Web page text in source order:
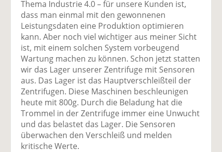
Thema Industrie 4.0 – für unsere Kunden ist,
dass man einmal mit den gewonnenen
Leistungsdaten eine Produktion optimieren
kann. Aber noch viel wichtiger aus meiner Sicht
ist, mit einem solchen System vorbeugend
Wartung machen zu können. Schon jetzt statten
wir das Lager unserer Zentrifuge mit Sensoren
aus. Das Lager ist das Hauptverschleißteil der
Zentrifugen. Diese Maschinen beschleunigen
heute mit 800g. Durch die Beladung hat die
Trommel in der Zentrifuge immer eine Unwucht
und das belastet das Lager. Die Sensoren
überwachen den Verschleiß und melden
kritische Werte.